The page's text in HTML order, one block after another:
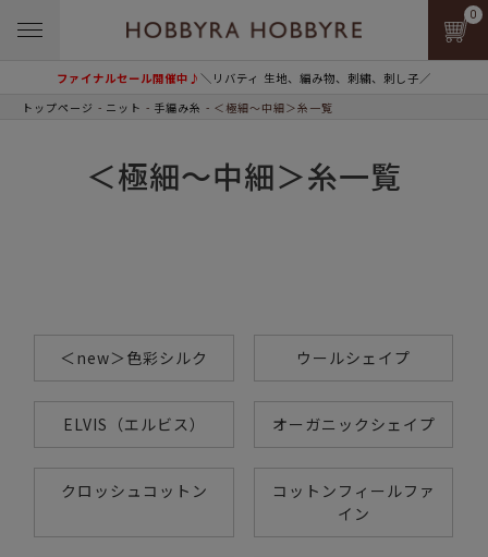
ファイナルセール開催中♪＼リバティ 生地、編み物、刺繍、刺し子／
0
トップページ ニット 手編み糸 ＜極細～中細＞糸一覧
＜極細～中細＞糸一覧
＜new＞色彩シルク ウールシェイプ
ELVIS（エルビス） オーガニックシェイプ
クロッシュコットン
コットンフィールファ
イン